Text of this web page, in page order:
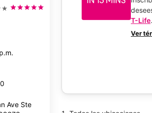
Ave Ste
T-Life.
Ver